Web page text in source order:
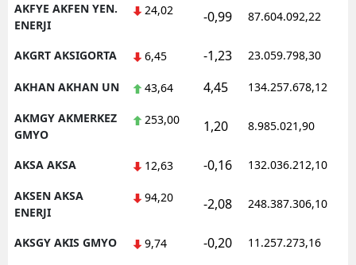
AKFYE AKFEN YEN.
ENERJI
24,02 -0,99 87.604.092,22
AKGRT AKSIGORTA 6,45 -1,23 23.059.798,30
AKHAN AKHAN UN 43,64 4,45 134.257.678,12
AKMGY AKMERKEZ
GMYO
253,00 1,20 8.985.021,90
AKSA AKSA 12,63 -0,16 132.036.212,10
AKSEN AKSA
ENERJI
94,20 -2,08 248.387.306,10
AKSGY AKIS GMYO 9,74 -0,20 11.257.273,16